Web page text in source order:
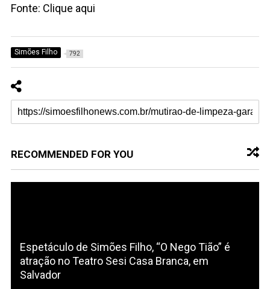
Fonte: Clique aqui
Simões Filho 792
RECOMMENDED FOR YOU
Espetáculo de Simões Filho, “O Nego Tião” é
atração no Teatro Sesi Casa Branca, em
Salvador